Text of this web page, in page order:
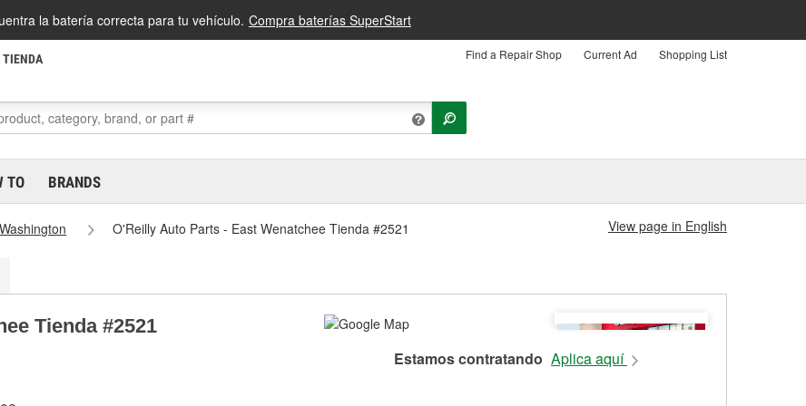
la batería correcta para tu vehículo. Compra baterías SuperStart
TIENDA Find a Repair Shop Current Ad Shopping List
TO BRANDS
Washington O'Reilly Auto Parts - East Wenatchee Tienda #2521 View page in English
Tienda #2521
Estamos contratando Aplica aquí